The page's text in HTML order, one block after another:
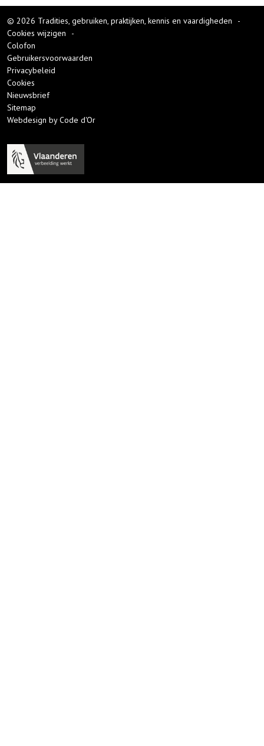
© 2026 Tradities, gebruiken, praktijken, kennis en vaardigheden
-
Cookies wijzigen
-
Colofon
Gebruikersvoorwaarden
Privacybeleid
Cookies
Nieuwsbrief
Sitemap
Webdesign by Code d'Or